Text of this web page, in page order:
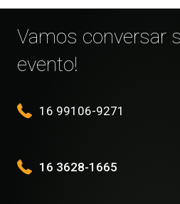
Vamos conversar
evento!
16 99106-9271
16 3628-1665